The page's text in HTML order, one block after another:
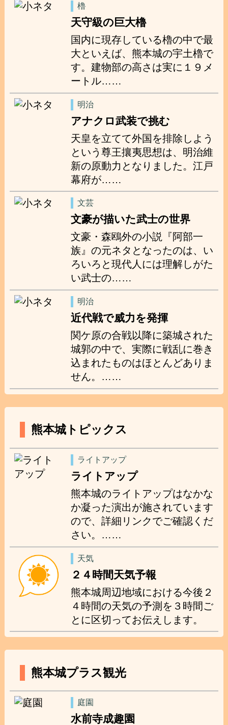
櫓
天守級の巨大櫓
国内に現存している櫓の中で最
大といえば、熊本城の宇土櫓で
す。建物部の高さは実に１９メ
ートル……
明治
アナクロ武装で挑む
天皇を立てて外国を排除しよう
という尊王攘夷思想は、明治維
新の原動力となりました。江戸
幕府が……
文芸
文豪が描いた武士の世界
文豪・森鴎外の小説『阿部一
族』の元ネタとなったのは、い
ろいろと現代人には理解しがた
い武士の……
明治
近代戦で威力を発揮
関ケ原の合戦以降に築城された
城郭の中で、実際に戦乱に巻き
込まれたものはほとんどありま
せん。……
熊本城トピックス
ライトアップ
ライトアップ
熊本城のライトアップはなかな
か凝った演出が施されています
ので、詳細リンクでご確認くだ
さい。……
天気
２４時間天気予報
熊本城周辺地域における今後２
４時間の天気の予測を３時間ご
とに区切ってお伝えします。
熊本城プラス観光
庭園
水前寺成趣園